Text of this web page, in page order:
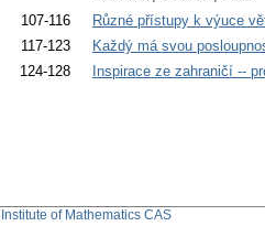
107-116
Různé přístupy k výuce
117-123
Každý má svou
124-128
Inspirace ze zahraničí --
Institute of Mathematics CAS